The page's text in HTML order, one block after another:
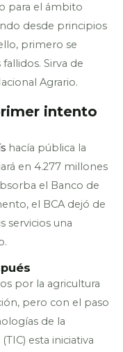
para el ámbito
desde principios
primero se
Sirva de
Agrario.
intento
hacía pública la
en 4.277 millones
el Banco de
el BCA dejó de
servicios una
por la agricultura
pero con el paso
de la
esta iniciativa